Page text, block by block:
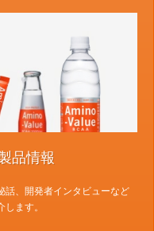
品情報
話、開発者インタビューなど
ます。